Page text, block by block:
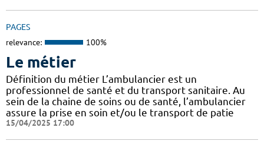
PAGES
relevance: 100%
Le métier
Définition du métier L’ambulancier est un
professionnel de santé et du transport sanitaire. Au
sein de la chaine de soins ou de santé, l’ambulancier
assure la prise en soin et/ou le transport de patie
15/04/2025 17:00